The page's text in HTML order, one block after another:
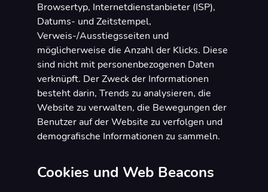
Browsertyp, Internetdienstanbieter (ISP),
Datums- und Zeitstempel,
Verweis-/Ausstiegsseiten und
möglicherweise die Anzahl der Klicks. Diese
sind nicht mit personenbezogenen Daten
verknüpft. Der Zweck der Informationen
besteht darin, Trends zu analysieren, die
Website zu verwalten, die Bewegungen der
Benutzer auf der Website zu verfolgen und
demografische Informationen zu sammeln.
Cookies und Web Beacons